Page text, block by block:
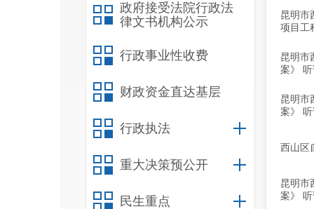
政府接受法院行政法
律文书机构公示
行政事业性收费
财政资金直达基层
行政执法
重大决策预公开
民生重点
昆明市
项目工
昆明市
案》
昆明市
案》
西山区
昆明市
案》